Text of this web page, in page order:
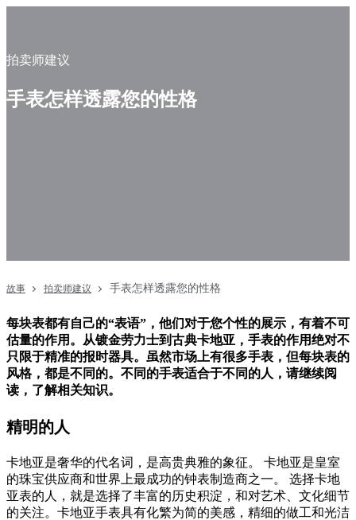
拍卖师建议
手表怎样透露您的性格
故事 拍卖师建议 手表怎样透露您的性格
每块表都有自己的“表语”，他们对于您个性的展示，有着不可
估量的作用。从镀金劳力士到古典卡地亚，手表的作用绝对不
只限于精准的报时器具。虽然市场上有很多手表，但每块表的
风格，都是不同的。不同的手表适合于不同的人，请继续阅
读，了解相关知识。
精明的人
卡地亚是奢华的代名词，是高贵典雅的象征。 卡地亚是皇室
的珠宝供应商和世界上最成功的钟表制造商之一。 选择卡地
亚表的人，就是选择了丰富的历史积淀，和对艺术、文化细节
的关注。卡地亚手表具有化繁为简的美感，精细的做工和光洁